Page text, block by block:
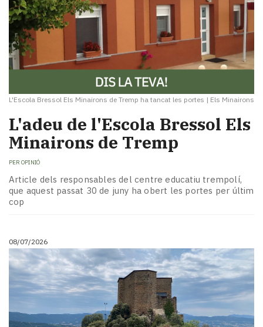
L'Escola Bressol Els Minairons de Tremp ha tancat les portes | Els Minairons
L'adeu de l'Escola Bressol Els
Minairons de Tremp
PER OPINIÓ
Article dels responsables del centre educatiu trempolí,
que aquest passat 30 de juny ha obert les portes per últim
cop
08/07/2026